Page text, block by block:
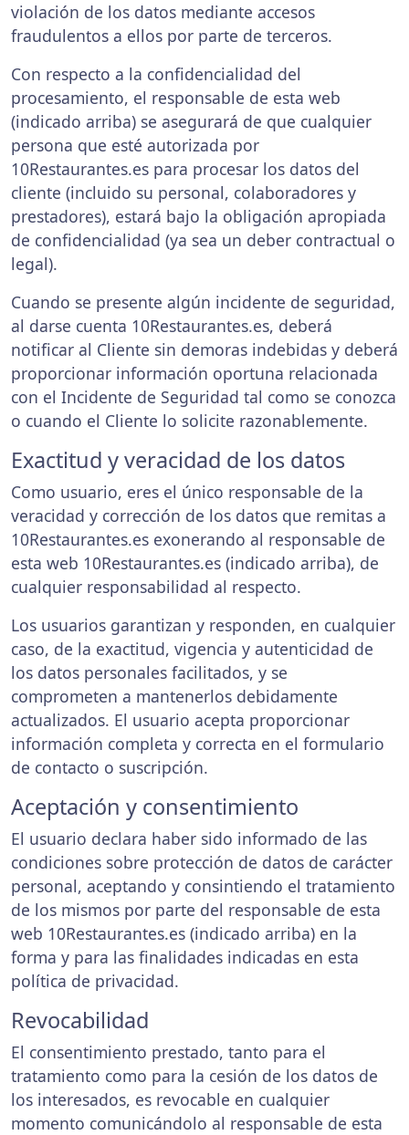
violación de los datos mediante accesos
fraudulentos a ellos por parte de terceros.
Con respecto a la confidencialidad del
procesamiento, el responsable de esta web
(indicado arriba) se asegurará de que cualquier
persona que esté autorizada por
10Restaurantes.es para procesar los datos del
cliente (incluido su personal, colaboradores y
prestadores), estará bajo la obligación apropiada
de confidencialidad (ya sea un deber contractual o
legal).
Cuando se presente algún incidente de seguridad,
al darse cuenta 10Restaurantes.es, deberá
notificar al Cliente sin demoras indebidas y deberá
proporcionar información oportuna relacionada
con el Incidente de Seguridad tal como se conozca
o cuando el Cliente lo solicite razonablemente.
Exactitud y veracidad de los datos
Como usuario, eres el único responsable de la
veracidad y corrección de los datos que remitas a
10Restaurantes.es exonerando al responsable de
esta web 10Restaurantes.es (indicado arriba), de
cualquier responsabilidad al respecto.
Los usuarios garantizan y responden, en cualquier
caso, de la exactitud, vigencia y autenticidad de
los datos personales facilitados, y se
comprometen a mantenerlos debidamente
actualizados. El usuario acepta proporcionar
información completa y correcta en el formulario
de contacto o suscripción.
Aceptación y consentimiento
El usuario declara haber sido informado de las
condiciones sobre protección de datos de carácter
personal, aceptando y consintiendo el tratamiento
de los mismos por parte del responsable de esta
web 10Restaurantes.es (indicado arriba) en la
forma y para las finalidades indicadas en esta
política de privacidad.
Revocabilidad
El consentimiento prestado, tanto para el
tratamiento como para la cesión de los datos de
los interesados, es revocable en cualquier
momento comunicándolo al responsable de esta